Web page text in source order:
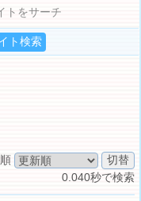
トをサーチ
0.040秒で検索